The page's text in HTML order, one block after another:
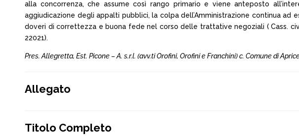
alla concorrenza, che assume così rango primario e viene anteposto
aggiudicazione degli appalti pubblici, la colpa dell’Amministrazione continua
doveri di correttezza e buona fede nel corso delle trattative negoziali ( Cass.
22021).
Pres. Allegretta, Est. Picone – A. s.r.l. (avv.ti Orofini, Orofini e Franchini) c. Comune di
Allegato
Titolo Completo